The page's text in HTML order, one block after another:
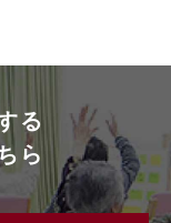
る
ら